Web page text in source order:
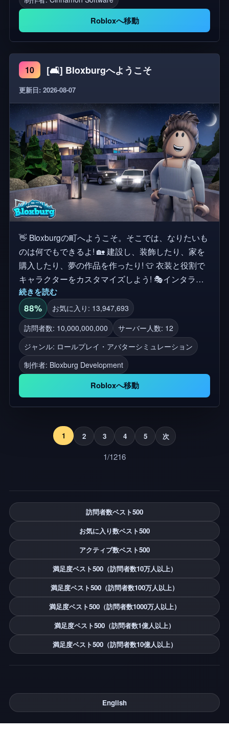
Robloxへ移動
10 [🛋️] Bloxburgへようこそ
更新日: 2026-08-07
👋 Bloxburgの町へようこそ。そこでは、なりたいも
のは何でもできるよ! 🏡 建設し、装飾したり、家を
購入したり、夢の作品を作ったり! 👕 衣装と役割で
キャラクターをカスタマイズしよう! 🎭インタラク
ティブなアイテムとエモートを使って友達とロール
プレイ! 💼 仕事を選んで、お金+報酬を手に入れよ
う! 🚗 たくさんの乗り物から1つ選んで街をドライブ
しよう! 🏆 料理などのスキルをレベルアップし、エ
キサイティングなコンテンツをアンロックしよう!
プレイしてくれてありがとう! ⭐ をフォローして、
ゲームに拍手してください! 👍 ジャンル: ロールプレ
ース, 建物, ライフシミュレーション, ハングアウト,
続きを読む
88%
お気に入り: 13,947,693
訪問者数: 10,000,000,000
サーバー人数: 12
ジャンル: ロールプレイ・アバターシミュレーション
制作者: Bloxburg Development
Robloxへ移動
1 2 3 4 5 次
1/1216
訪問者数ベスト500
お気に入り数ベスト500
アクティブ数ベスト500
満足度ベスト500（訪問者数10万人以上）
満足度ベスト500（訪問者数100万人以上）
満足度ベスト500（訪問者数1000万人以上）
満足度ベスト500（訪問者数1億人以上）
満足度ベスト500（訪問者数10億人以上）
English